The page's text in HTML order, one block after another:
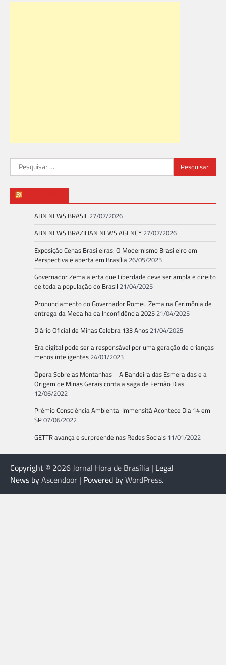
Pesquisar
por:
ABN NEWS BRASIL 27/07/2026
ABN NEWS BRAZILIAN NEWS AGENCY 27/07/2026
Exposição Cenas Brasileiras: O Modernismo Brasileiro em
Perspectiva é aberta em Brasília 26/05/2025
Governador Zema alerta que Liberdade deve ser ampla e direito
de toda a população do Brasil 21/04/2025
Pronunciamento do Governador Romeu Zema na Cerimônia de
entrega da Medalha da Inconfidência 2025 21/04/2025
Diário Oficial de Minas Celebra 133 Anos 21/04/2025
Era digital pode ser a responsável por uma geração de crianças
menos inteligentes 24/01/2023
Ópera Sobre as Montanhas – A Bandeira das Esmeraldas e a
Origem de Minas Gerais conta a saga de Fernão Dias
12/06/2022
Prêmio Consciência Ambiental Immensità Acontece Dia 14 em
SP07/06/2022
GETTR avança e surpreende nas Redes Sociais 11/01/2022
Copyright © 2026 Jornal Hora de Brasília | Legal
News byAscendoor | Powered byWordPress.